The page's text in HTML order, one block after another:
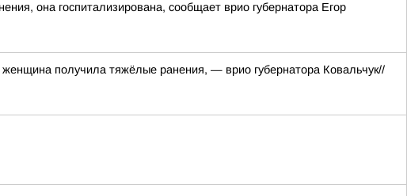
она госпитализирована, сообщает врио губернатора Егор
получила тяжёлые ранения, — врио губернатора Ковальчук//